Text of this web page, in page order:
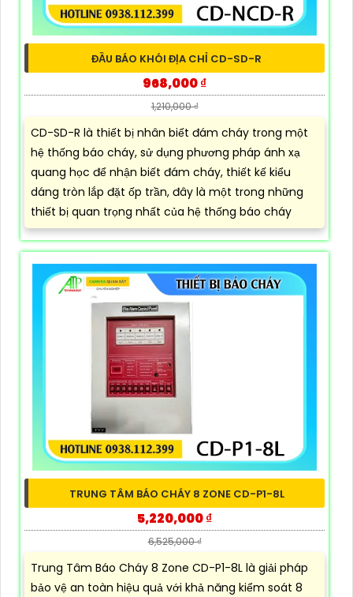
ĐẦU BÁO KHÓI ĐỊA CHỈ CD-SD-R
968,000 ₫
1,210,000 ₫
CD-SD-R là thiết bị nhân biết đám cháy trong một
hệ thống báo cháy, sử dụng phương pháp ánh xạ
quang học để nhận biết đám cháy, thiết kế kiểu
dáng tròn lắp đặt ốp trần, đây là một trong những
thiết bị quan trọng nhất của hệ thống báo cháy
TRUNG TÂM BÁO CHÁY 8 ZONE CD-P1-8L
5,220,000 ₫
6,525,000 ₫
Trung Tâm Báo Cháy 8 Zone CD-P1-8L là giải pháp
bảo vệ an toàn hiệu quả với khả năng kiểm soát 8